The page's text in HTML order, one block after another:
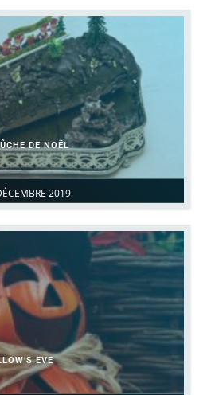
2019
DE NOËL
EVE